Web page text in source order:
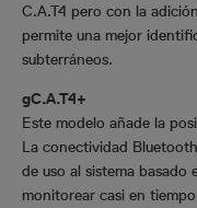
C.A.T4 pero con la
permite una mejor
subterráneos.
gC.A.T4+
Este modelo añade la
La conectividad
de uso al sistema basado
monitorear casi en